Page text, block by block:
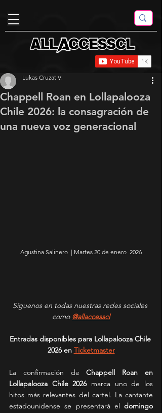
Chappell Roan en Lollapalooza
Chile 2026: la consagración de
una nueva voz generacional
Lukas Cruzat V.
Agustina Salinero  | Martes 20 de enero  2026
Síguenos en todas nuestras redes sociales
como @allaccesscl
Entradas disponibles para Lollapalooza Chile
2026 en Ticketmaster
La confirmación de Chappell Roan en
Lollapalooza Chile 2026 marca uno de los
hitos más relevantes del cartel. La cantante
estadounidense se presentará el domingo